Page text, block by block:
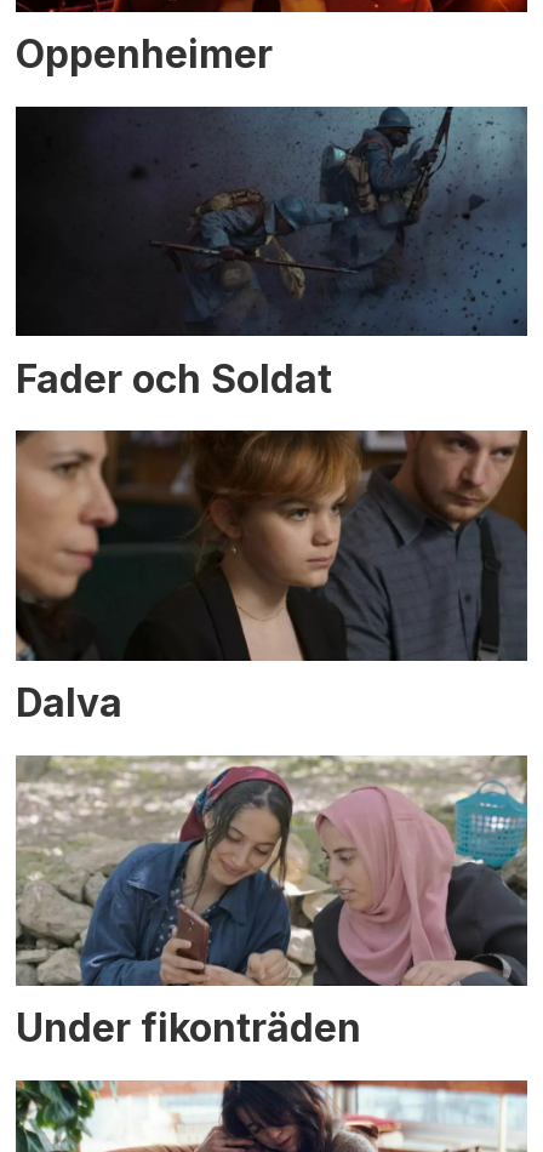
Oppenheimer
Fader och Soldat
Dalva
Under fikonträden